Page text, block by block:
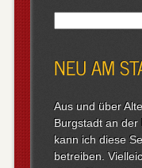
NEU AM
Aus und über
Burgstadt an der
kann ich diese
betreiben.